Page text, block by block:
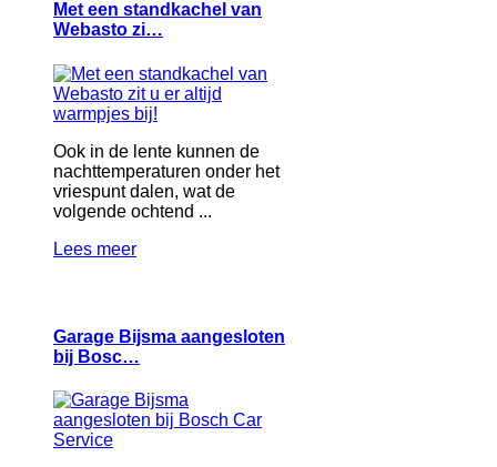
Met een standkachel van
Webasto zi…
Ook in de lente kunnen de
nachttemperaturen onder het
vriespunt dalen, wat de
volgende ochtend ...
Lees meer
Garage Bijsma aangesloten
bij Bosc…